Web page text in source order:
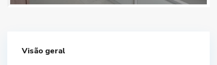
Visão geral